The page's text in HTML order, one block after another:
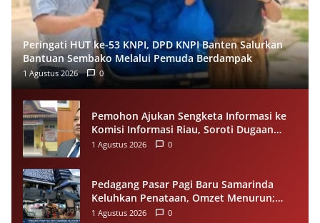
Peringati HUT ke-53 KNPI, DPD KNPI Banten Salurkan
Bantuan Sembako Melalui Pemuda Berdampak
1 Agustus 2026 0
Pemohon Ajukan Sengketa Informasi ke
Komisi Informasi Riau, Soroti Dugaan
Tidak Ditanggapinya Permohonan ke
1 Agustus 2026 0
Pedagang Pasar Pagi Baru Samarinda
Keluhkan Penataan, Omzet Menurun;
Minta Pemkot Evaluasi Distribusi Ruko
1 Agustus 2026 0